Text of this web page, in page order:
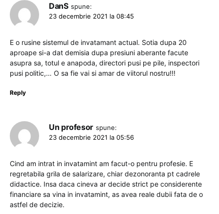
DanS spune:
23 decembrie 2021 la 08:45
E o rusine sistemul de invatamant actual. Sotia dupa 20
aproape si-a dat demisia dupa presiuni aberante facute
asupra sa, totul e anapoda, directori pusi pe pile, inspectori
pusi politic,… O sa fie vai si amar de viitorul nostru!!!
Reply
Un profesor spune:
23 decembrie 2021 la 05:56
Cind am intrat in invatamint am facut-o pentru profesie. E
regretabila grila de salarizare, chiar dezonoranta pt cadrele
didactice. Insa daca cineva ar decide strict pe considerente
financiare sa vina in invatamint, as avea reale dubii fata de o
astfel de decizie.